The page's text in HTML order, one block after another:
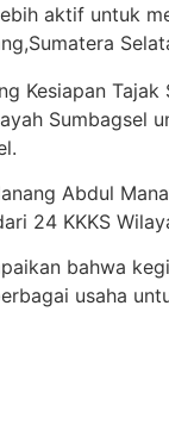
aktif untuk
Kesiapan
Abdul
24 KKKS
bahwa
usaha